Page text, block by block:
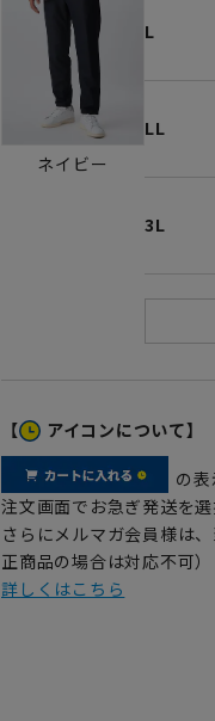
ネイビー
L
LL
3L
【 アイコンについて】
の表
注文画面でお急ぎ発送を選
さらにメルマガ会員様は
正商品の場合は対応不可）
詳しくはこちら